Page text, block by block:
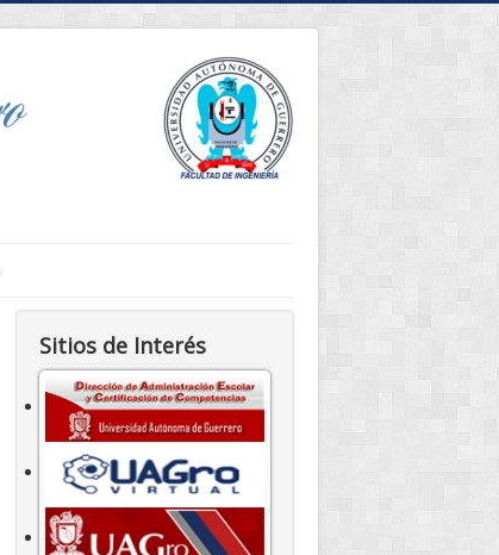
Sitios de Interés